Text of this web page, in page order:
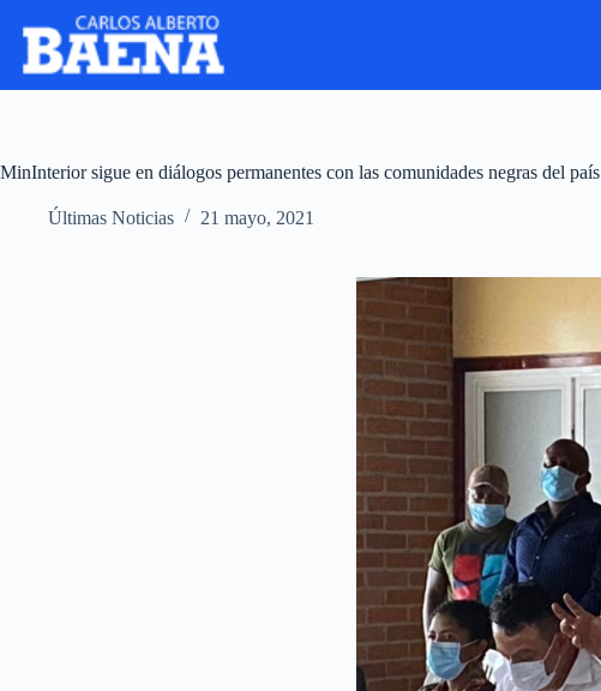
MinInterior sigue en diálogos permanentes con las comunidades negras del país
Últimas Noticias 21 mayo, 2021